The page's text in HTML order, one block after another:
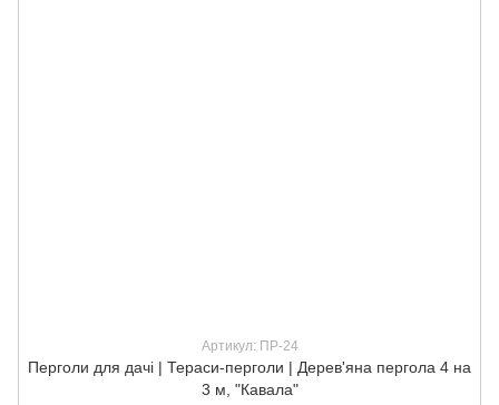
Артикул: ПР-24
Перголи для дачі | Тераси-перголи | Дерев'яна пергола 4 на
3 м, "Кавала"